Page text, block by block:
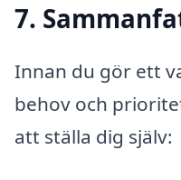
7.
Innan du gör ett
behov och
att ställa dig själv: